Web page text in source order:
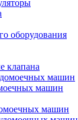
оборудования
клапана
машин
машин
машин